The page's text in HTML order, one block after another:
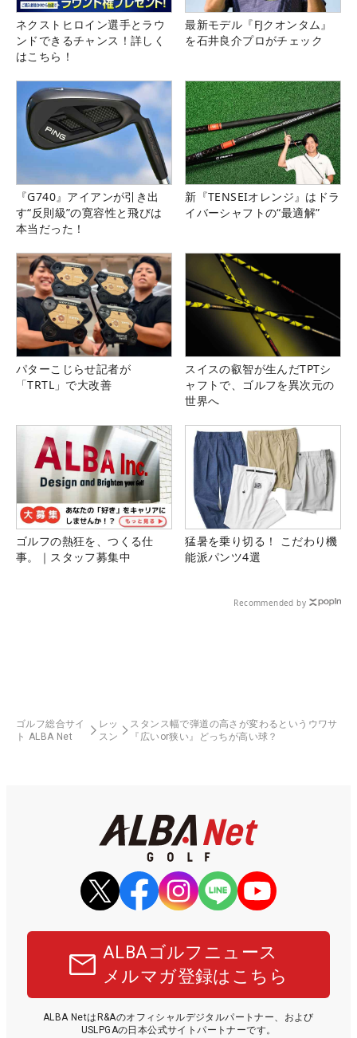
ネクストヒロイン選手とラウ
ンドできるチャンス！詳しく
はこちら！
最新モデル『FJクオンタム』
を石井良介プロがチェック
『G740』アイアンが引き出
す“反則級”の寛容性と飛びは
本当だった！
新『TENSEIオレンジ』はドラ
イバーシャフトの“最適解”
パターこじらせ記者が
「TRTL」で大改善
スイスの叡智が生んだTPTシ
ャフトで、ゴルフを異次元の
世界へ
ゴルフの熱狂を、つくる仕
事。｜スタッフ募集中
猛暑を乗り切る！ こだわり機
能派パンツ4選
Recommended by
ゴルフ総合サイ
ト ALBA Net
レッ
スン
スタンス幅で弾道の高さが変わるというウワサ
『広いor狭い』どっちが高い球？
ALBAゴルフニュース
メルマガ登録はこちら
ALBA NetはR&Aのオフィシャルデジタルパートナー、および
USLPGAの日本公式サイトパートナーです。